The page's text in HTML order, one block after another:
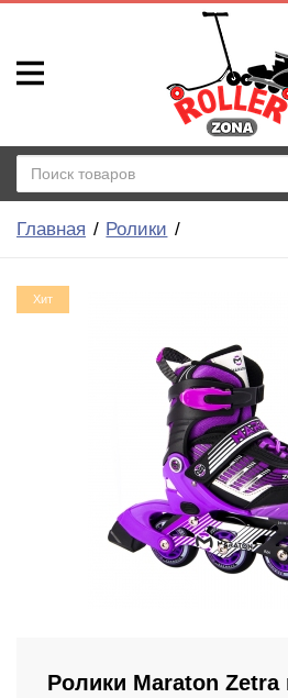
Главная Ролики
Хит
Ролики Maraton Zetra